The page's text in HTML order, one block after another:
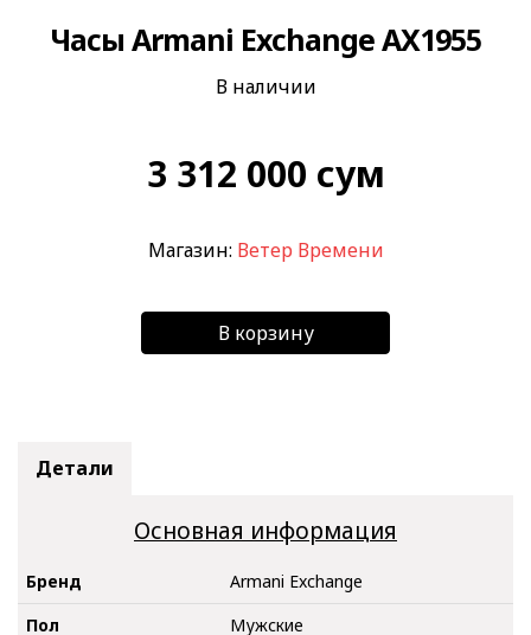
Часы Armani Exchange AX1955
В наличии
3 312 000 сум
Магазин: Ветер Времени
В корзину
Детали
Основная информация
Бренд
Armani Exchange
Пол
Мужские